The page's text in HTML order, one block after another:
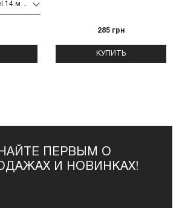
Гель FOX Smart Gel 14 мл (Clear)
285 грн
КУПИТЬ
ПЕРВЫМ О
И НОВИНКАХ!